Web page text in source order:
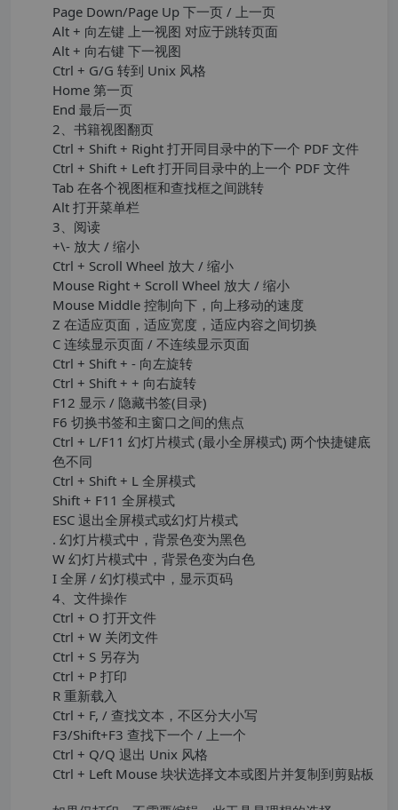
Page Down/Page Up 下一页 / 上一页
Alt + 向左键 上一视图 对应于跳转页面
Alt + 向右键 下一视图
Ctrl + G/G 转到 Unix 风格
Home 第一页
End 最后一页
2、书籍视图翻页
Ctrl + Shift + Right 打开同目录中的下一个 PDF 文件
Ctrl + Shift + Left 打开同目录中的上一个 PDF 文件
Tab 在各个视图框和查找框之间跳转
Alt 打开菜单栏
3、阅读
+\- 放大 / 缩小
Ctrl + Scroll Wheel 放大 / 缩小
Mouse Right + Scroll Wheel 放大 / 缩小
Mouse Middle 控制向下，向上移动的速度
Z 在适应页面，适应宽度，适应内容之间切换
C 连续显示页面 / 不连续显示页面
Ctrl + Shift + - 向左旋转
Ctrl + Shift + + 向右旋转
F12 显示 / 隐藏书签(目录)
F6 切换书签和主窗口之间的焦点
Ctrl + L/F11 幻灯片模式 (最小全屏模式) 两个快捷键底
色不同
Ctrl + Shift + L 全屏模式
Shift + F11 全屏模式
ESC 退出全屏模式或幻灯片模式
. 幻灯片模式中，背景色变为黑色
W 幻灯片模式中，背景色变为白色
I 全屏 / 幻灯模式中，显示页码
4、文件操作
Ctrl + O 打开文件
Ctrl + W 关闭文件
Ctrl + S 另存为
Ctrl + P 打印
R 重新载入
Ctrl + F, / 查找文本，不区分大小写
F3/Shift+F3 查找下一个 / 上一个
Ctrl + Q/Q 退出 Unix 风格
Ctrl + Left Mouse 块状选择文本或图片并复制到剪贴板